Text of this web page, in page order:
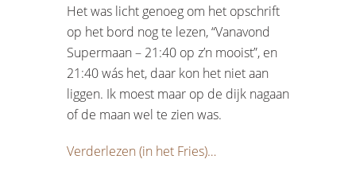
Het was licht genoeg om het opschrift
op het bord nog te lezen, “Vanavond
Supermaan – 21:40 op z’n mooist”, en
21:40 wás het, daar kon het niet aan
liggen. Ik moest maar op de dijk nagaan
of de maan wel te zien was.
Verderlezen (in het Fries)…